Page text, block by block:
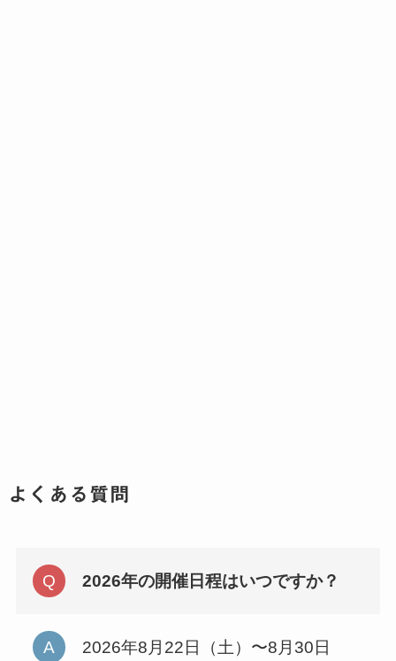
よくある質問
2026年の開催日程はいつですか？
2026年8月22日（土）〜8月30日